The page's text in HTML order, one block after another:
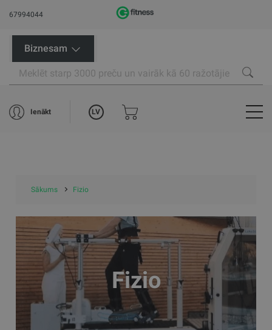
67994044
Biznesam
Ienākt LV
Sākums Fizio
Fizio